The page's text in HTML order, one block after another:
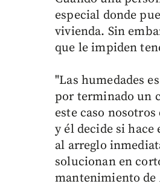
especial donde
vivienda. Sin
que le impiden
"Las humedades
por terminado un
este caso
y él decide si
al arreglo
solucionan en
mantenimiento